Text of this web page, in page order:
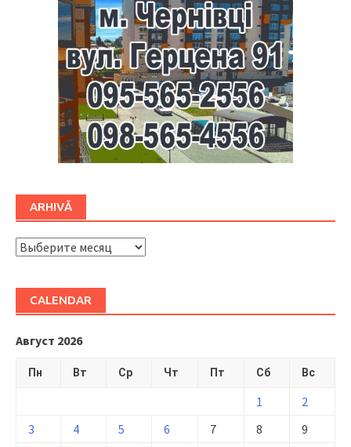
ARHIVĂ
ARHIVĂ
CALENDAR
Август 2026
Пн Вт Ср Чт Пт Сб Вс
1
2
3
4 5 6 7 8
9